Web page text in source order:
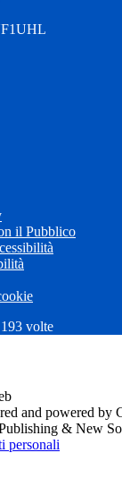
il Pubblico
volte
and powered by
& New
personali